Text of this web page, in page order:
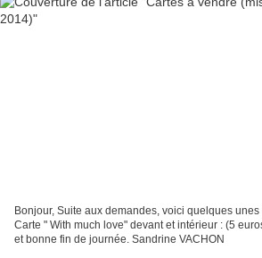
Bonjour, Suite aux demandes, voici quelques
Carte " With much love" devant et intérieur : (5
et bonne fin de journée. Sandrine VACHON